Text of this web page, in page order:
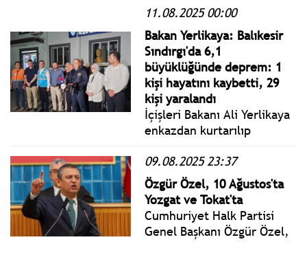
şahıs İstanbul Cumhuriyet
Başsavcılığına giderek
hakkımda FETÖ Terör
Örgütüne yardım-casusluk
isnadıyla suç duyurusunda
bulunmuş!
11.08.2025 00:00
Bakan Yerlikaya: Balıkesir
Sındırgı'da 6,1
büyüklüğünde deprem: 1
kişi hayatını kaybetti, 29
kişi yaralandı
İçişleri Bakanı Ali Yerlikaya
enkazdan kurtarılıp
alınan 81 yaşındaki
vatandaşın hayatını
kaybettiğini açıkladı.
Yerlikaya, 29 kişinin de
yaralandığını söyledi.
09.08.2025 23:37
Özgür Özel, 10 Ağustos'ta
Yozgat ve Tokat'ta
Cumhuriyet Halk Partisi
Genel Başkanı Özgür Özel,